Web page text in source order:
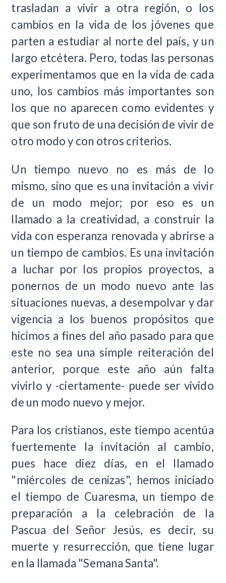
trasladan a vivir a otra región, o los
cambios en la vida de los jóvenes que
parten a estudiar al norte del país, y un
largo etcétera. Pero, todas las personas
experimentamos que en la vida de cada
uno, los cambios más importantes son
los que no aparecen como evidentes y
que son fruto de una decisión de vivir de
otro modo y con otros criterios.
Un tiempo nuevo no es más de lo
mismo, sino que es una invitación a vivir
de un modo mejor; por eso es un
llamado a la creatividad, a construir la
vida con esperanza renovada y abrirse a
un tiempo de cambios. Es una invitación
a luchar por los propios proyectos, a
ponernos de un modo nuevo ante las
situaciones nuevas, a desempolvar y dar
vigencia a los buenos propósitos que
hicimos a fines del año pasado para que
este no sea una simple reiteración del
anterior, porque este año aún falta
vivirlo y -ciertamente- puede ser vivido
de un modo nuevo y mejor.
Para los cristianos, este tiempo acentúa
fuertemente la invitación al cambio,
pues hace diez días, en el llamado
"miércoles de cenizas", hemos iniciado
el tiempo de Cuaresma, un tiempo de
preparación a la celebración de la
Pascua del Señor Jesús, es decir, su
muerte y resurrección, que tiene lugar
en la llamada "Semana Santa".